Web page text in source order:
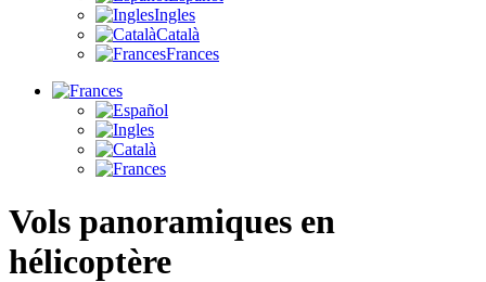
Ingles
Català
Frances
Vols panoramiques en
hélicoptère